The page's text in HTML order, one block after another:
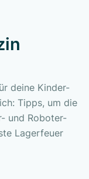
deine Kinder-
Tipps, um die
und Roboter-
Lagerfeuer